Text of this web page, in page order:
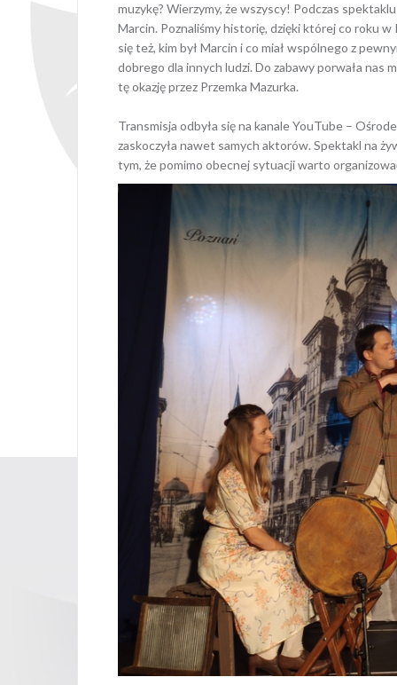
muzykę? Wierzymy, że wszyscy! Podczas
Marcin. Poznaliśmy historię, dzięki której co roku
się też, kim był Marcin i co miał wspólnego z
dobrego dla innych ludzi. Do zabawy porwała nas
tę okazję przez Przemka Mazurka.
Transmisja odbyła się na kanale YouTube –
zaskoczyła nawet samych aktorów. Spektakl na
tym, że pomimo obecnej sytuacji warto